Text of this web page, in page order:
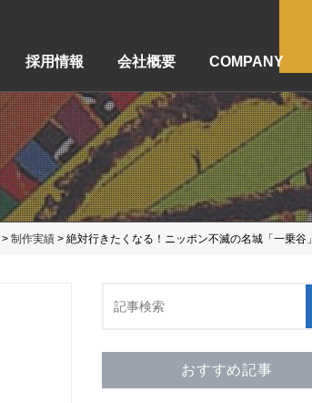
採用情報 会社概要 COMPANY
> 制作実績 > 絶対行きたくなる！ニッポン不滅の名城「一乗谷」
おすすめ記事